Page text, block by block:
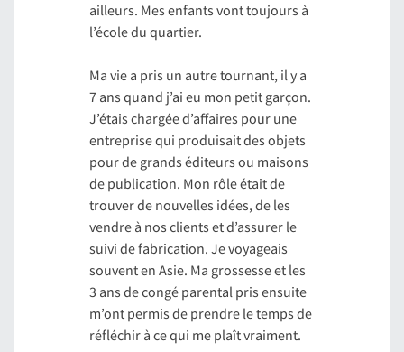
ailleurs. Mes enfants vont toujours à
l’école du quartier.
Ma vie a pris un autre tournant, il y a
7 ans quand j’ai eu mon petit garçon.
J’étais chargée d’affaires pour une
entreprise qui produisait des objets
pour de grands éditeurs ou maisons
de publication. Mon rôle était de
trouver de nouvelles idées, de les
vendre à nos clients et d’assurer le
suivi de fabrication. Je voyageais
souvent en Asie. Ma grossesse et les
3 ans de congé parental pris ensuite
m’ont permis de prendre le temps de
réfléchir à ce qui me plaît vraiment.